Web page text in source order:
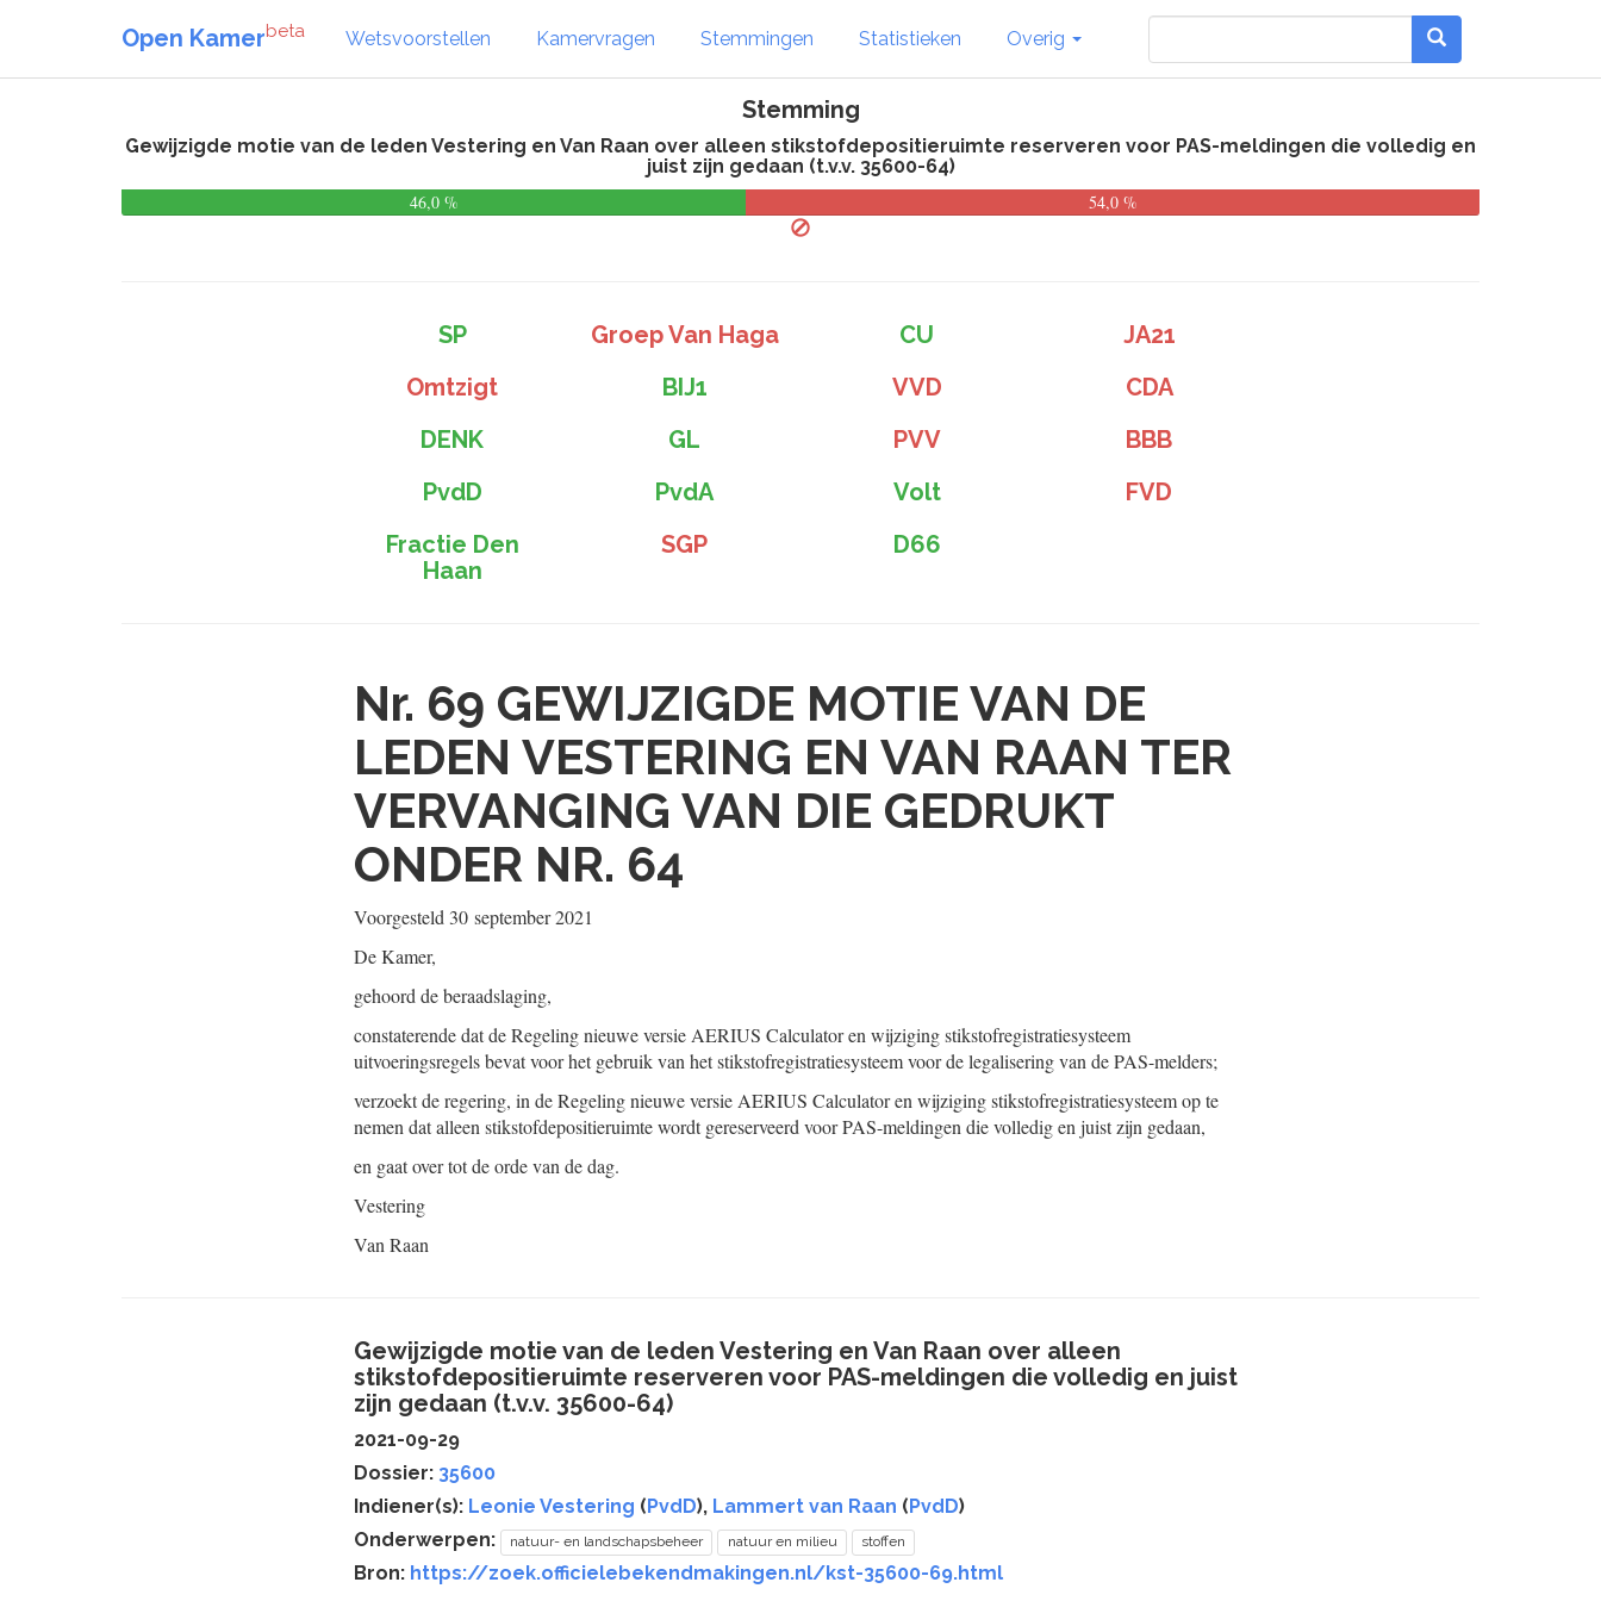
Open Kamerbeta Wetsvoorstellen Kamervragen Stemmingen Statistieken Overig
Stemming
Gewijzigde motie van de leden Vestering en Van Raan over alleen stikstofdepositieruimte reserveren voor PAS-meldingen die volledig en
juist zijn gedaan (t.v.v. 35600-64)
46,0 %
54,0 %
SP Groep Van Haga CU
JA21
Omtzigt
BIJ1 VVD
CDA
DENK
GL PVV
BBB
PvdD
PvdA Volt
FVD
Fractie Den
Haan
SGP D66
Nr. 69 GEWIJZIGDE MOTIE VAN DE
LEDEN VESTERING EN VAN RAAN TER
VERVANGING VAN DIE GEDRUKT
ONDER NR. 64
Voorgesteld 30 september 2021
De Kamer,
gehoord de beraadslaging,
constaterende dat de Regeling nieuwe versie AERIUS Calculator en wijziging stikstofregistratiesysteem
uitvoeringsregels bevat voor het gebruik van het stikstofregistratiesysteem voor de legalisering van de PAS-melders;
verzoekt de regering, in de Regeling nieuwe versie AERIUS Calculator en wijziging stikstofregistratiesysteem op te
nemen dat alleen stikstofdepositieruimte wordt gereserveerd voor PAS-meldingen die volledig en juist zijn gedaan,
en gaat over tot de orde van de dag.
Vestering
Van Raan
Gewijzigde motie van de leden Vestering en Van Raan over alleen
stikstofdepositieruimte reserveren voor PAS-meldingen die volledig en juist
zijn gedaan (t.v.v. 35600-64)
2021-09-29
Dossier: 35600
Indiener(s): Leonie Vestering (PvdD), Lammert van Raan (PvdD)
Onderwerpen:
natuur- en landschapsbeheer natuur en milieu stoffen
Bron: https://zoek.officielebekendmakingen.nl/kst-35600-69.html